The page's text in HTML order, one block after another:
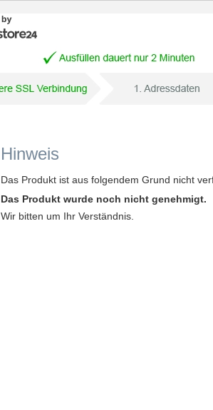
Hinweis
Das Produkt ist aus folgendem Grund nicht
Das Produkt wurde noch nicht genehmigt.
Wir bitten um Ihr Verständnis.